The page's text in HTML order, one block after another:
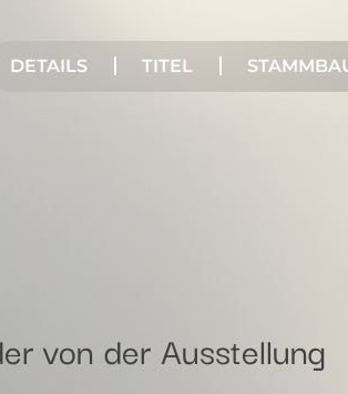
DETAILS TITEL
von der Ausstellung